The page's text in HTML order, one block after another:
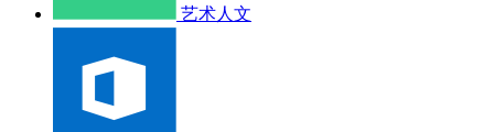
艺术人文